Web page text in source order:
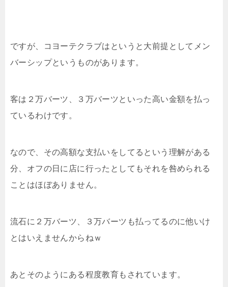
ですが、コヨーテクラブはというと大前提としてメン
バーシップというものがあります。
客は２万バーツ、３万バーツといった高い金額を払っ
ているわけです。
なので、その高額な支払いをしてるという理解がある
分、オフの日に店に行ったとしてもそれを咎められる
ことはほぼありません。
流石に２万バーツ、３万バーツも払ってるのに他いけ
とはいえませんからねｗ
あとそのようにある程度教育もされています。